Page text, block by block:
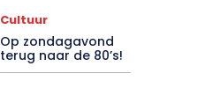
Cultuur
Op zondagavond
terug naar de 80’s!